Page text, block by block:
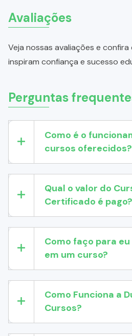
Avaliações
Veja nossas avaliações e
inspiram confiança e sucesso
Perguntas
Como é o
cursos oferecidos?
Qual o valor do
Certificado é pago?
Como faço para
em um curso?
Como Funciona a
Cursos?